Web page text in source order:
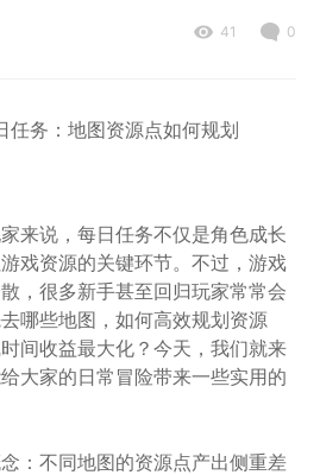
41 0
来说，每日任务不仅是角色成长
戏资源的关键环节。不过，游戏
，很多新手甚至回归玩家常常会
哪些地图，如何高效规划资源
间收益最大化？今天，我们就来
大家的日常冒险带来一些实用的
：不同地图的资源点产出侧重差